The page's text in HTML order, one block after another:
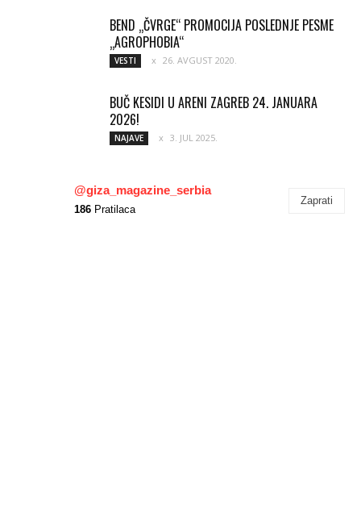
BEND „ČVRGE“ PROMOCIJA POSLEDNJE PESME
„AGROPHOBIA“
VESTI 26. AVGUST 2020.
BUČ KESIDI U ARENI ZAGREB 24. JANUARA
2026!
NAJAVE 3. JUL 2025.
@giza_magazine_serbia
186 Pratilaca
Zaprati